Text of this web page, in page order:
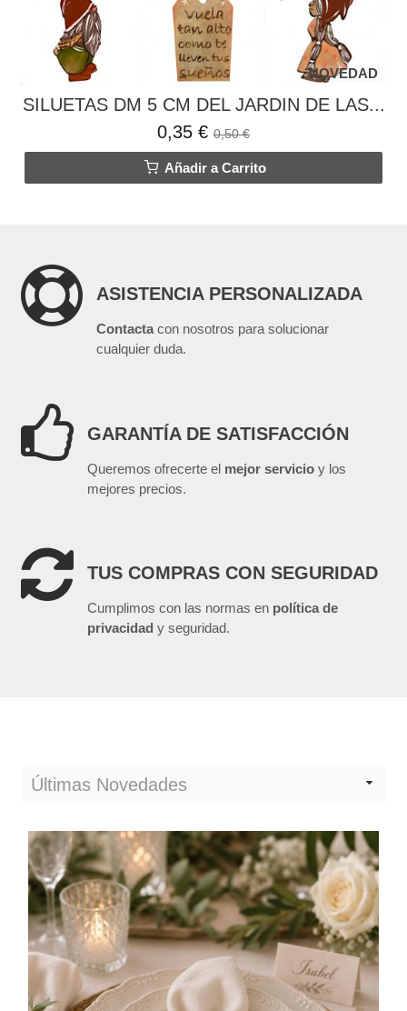
NOVEDAD
SILUETAS DM 5 CM DEL JARDIN DE LAS...
0,35 € 0,50 €
Añadir a Carrito
 ASISTENCIA PERSONALIZADA
Contactacon nosotros para solucionar
cualquier duda.
 GARANTÍA DE SATISFACCIÓN
Queremos ofrecerte el mejor servicio y los
mejores precios.
 TUS COMPRAS CON SEGURIDAD
Cumplimos con las normas en política de
privacidad y seguridad.
Últimas Novedades